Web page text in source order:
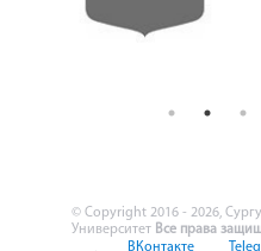
© Copyright 2016 - 2026,
Университет Все права
ВКонтакте